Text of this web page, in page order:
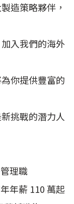
造策略夥伴，
入我們的海外
你提供豐富的
挑戰的潛力人
理職
年薪 110 萬起